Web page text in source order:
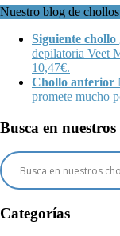
Nuestro blog de
Siguiente chollo
depilatoria Veet
10,47€.
Chollo anterior
promete mucho
Busca en
Categorías